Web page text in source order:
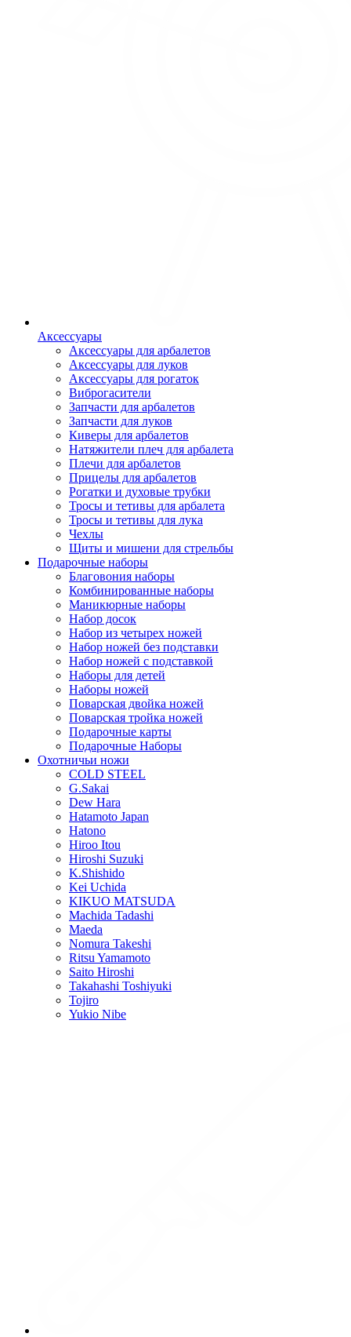
Аксессуары
Аксессуары для арбалетов
Аксессуары для луков
Аксессуары для рогаток
Виброгасители
Запчасти для арбалетов
Запчасти для луков
Киверы для арбалетов
Натяжители плеч для арбалета
Плечи для арбалетов
Прицелы для арбалетов
Рогатки и духовые трубки
Тросы и тетивы для арбалета
Тросы и тетивы для лука
Чехлы
Щиты и мишени для стрельбы
Подарочные наборы
Благовония наборы
Комбинированные наборы
Маникюрные наборы
Набор досок
Набор из четырех ножей
Набор ножей без подставки
Набор ножей с подставкой
Наборы для детей
Наборы ножей
Поварская двойка ножей
Поварская тройка ножей
Подарочные карты
Подарочные Наборы
Охотничьи ножи
COLD STEEL
G.Sakai
Dew Hara
Hatamoto Japan
Hatono
Hiroo Itou
Hiroshi Suzuki
K.Shishido
Kei Uchida
KIKUO MATSUDA
Machida Tadashi
Maeda
Nomura Takeshi
Ritsu Yamamoto
Saito Hiroshi
Takahashi Toshiyuki
Tojiro
Yukio Nibe